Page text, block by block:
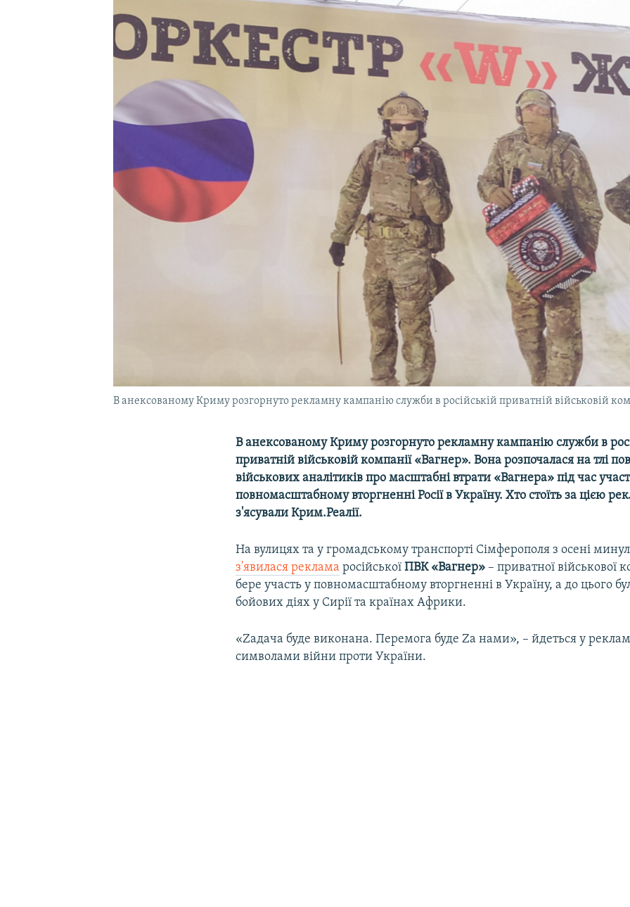
УКРАЇНСЬКА ПРОБЛЕМА КРИМУ
В анексованому Криму розгорнуто рекламну кампанію служби в російській приватній військовій
В анексованому Криму розгорнуто рекламну кампанію служби в
приватній військовій компанії «Вагнер». Вона розпочалася на тлі
військових аналітиків про масштабні втрати «Вагнера» під час
повномасштабному вторгненні Росії в Україну. Хто стоїть за цією
з'ясували Крим.Реалії.
На вулицях та у громадському транспорті Сімферополя з осені
з'явилася реклама російськоїПВК «Вагнер» – приватної військової
бере участь у повномасштабному вторгненні в Україну, а до цього
бойових діях у Сирії та країнах Африки.
«Zадача буде виконана. Перемога буде Zа нами», – йдеться у
символами війни проти України.